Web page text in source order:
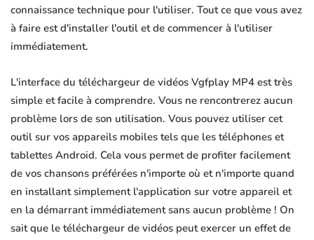
connaissance technique pour l'utiliser. Tout ce que vous avez
à faire est d'installer l'outil et de commencer à l'utiliser
immédiatement.
L'interface du téléchargeur de vidéos Vgfplay MP4 est très
simple et facile à comprendre. Vous ne rencontrerez aucun
problème lors de son utilisation. Vous pouvez utiliser cet
outil sur vos appareils mobiles tels que les téléphones et
tablettes Android. Cela vous permet de profiter facilement
de vos chansons préférées n'importe où et n'importe quand
en installant simplement l'application sur votre appareil et
en la démarrant immédiatement sans aucun problème ! On
sait que le téléchargeur de vidéos peut exercer un effet de